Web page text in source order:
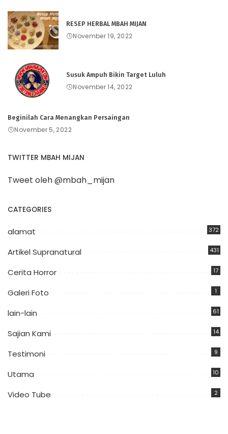
RESEP HERBAL MBAH MIJAN
November 19, 2022
Susuk Ampuh Bikin Target Luluh
November 14, 2022
Beginilah Cara Menangkan Persaingan
November 5, 2022
TWITTER MBAH MIJAN
Tweet oleh @mbah_mijan
CATEGORIES
alamat 372
Artikel Supranatural 431
Cerita Horror 17
Galeri Foto 1
lain-lain 61
Sajian Kami 14
Testimoni 9
Utama 10
Video Tube 2